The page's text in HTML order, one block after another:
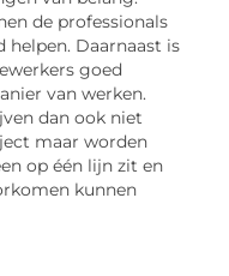
de professionals
helpen. Daarnaast is
goed
van werken.
dan ook niet
maar worden
op één lijn zit en
kunnen